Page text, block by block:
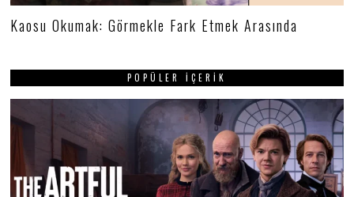
Kaosu Okumak: Görmekle Fark Etmek Arasında
POPÜLER İÇERIK